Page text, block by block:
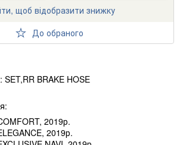
щоб відобразити знижку
До обраного
SET,RR BRAKE HOSE
2019р.
2019р.